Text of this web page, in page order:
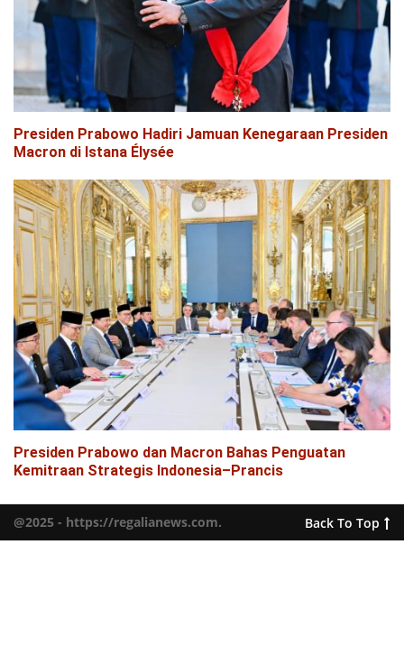
Presiden Prabowo Hadiri Jamuan Kenegaraan Presiden
Macron di Istana Élysée
Presiden Prabowo dan Macron Bahas Penguatan
Kemitraan Strategis Indonesia–Prancis
@2025 - https://regalianews.com. Back To Top